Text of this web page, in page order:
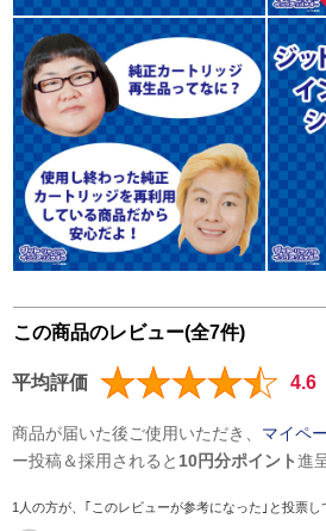
この商品のレビュー(全7件)
平均評価 4.6
商品が届いた後ご使用いただき、 マイペ
ー投稿＆採用されると 10円分ポイント進
1人の方が、｢このレビューが参考になった｣と投票し